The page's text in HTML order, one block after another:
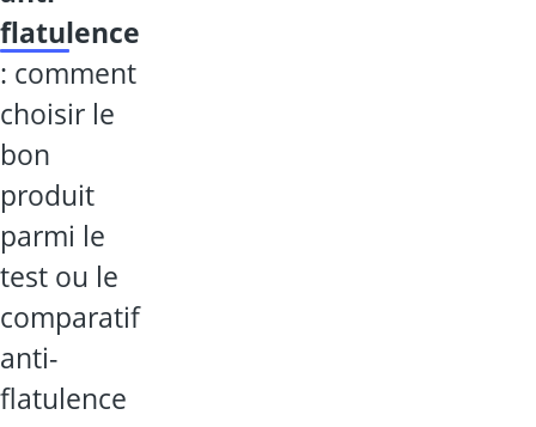
flatulence
: comment
choisir le
bon
produit
parmi le
test ou le
comparatif
anti-
flatulence